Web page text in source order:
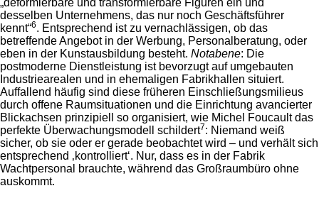
„deformierbare und transformierbare Figuren ein und
desselben Unternehmens, das nur noch Geschäftsführer
kennt“6. Entsprechend ist zu vernachlässigen, ob das
betreffende Angebot in der Werbung, Personalberatung, oder
eben in der Kunstausbildung besteht. Notabene: Die
postmoderne Dienstleistung ist bevorzugt auf umgebauten
Industriearealen und in ehemaligen Fabrikhallen situiert.
Auffallend häufig sind diese früheren Einschließungsmilieus
durch offene Raumsituationen und die Einrichtung avancierter
Blickachsen prinzipiell so organisiert, wie Michel Foucault das
perfekte Überwachungsmodell schildert7: Niemand weiß
sicher, ob sie oder er gerade beobachtet wird – und verhält sich
entsprechend ‚kontrolliert‘. Nur, dass es in der Fabrik
Wachtpersonal brauchte, während das Großraumbüro ohne
auskommt.